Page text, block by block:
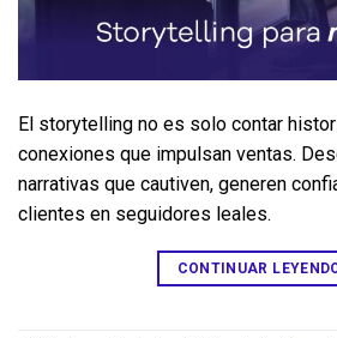
El storytelling no es solo contar
conexiones que impulsan ventas.
narrativas que cautiven, generen
clientes en seguidores leales.
CONTINUAR